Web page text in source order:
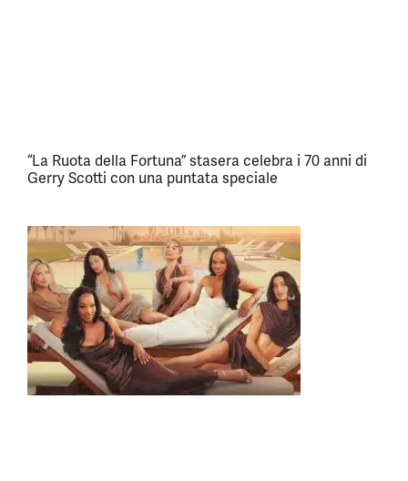
“La Ruota della Fortuna” stasera celebra i 70 anni di
Gerry Scotti con una puntata speciale